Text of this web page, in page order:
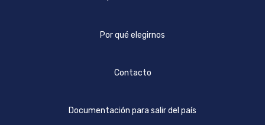
Por qué elegirnos
Contacto
Documentación para salir del país